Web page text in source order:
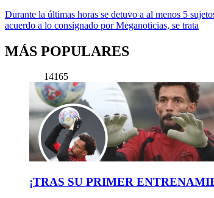
Durante la últimas horas se detuvo a al menos 5
acuerdo a lo consignado por Meganoticias, se trata
MÁS POPULARES
14165
¡TRAS SU PRIMER